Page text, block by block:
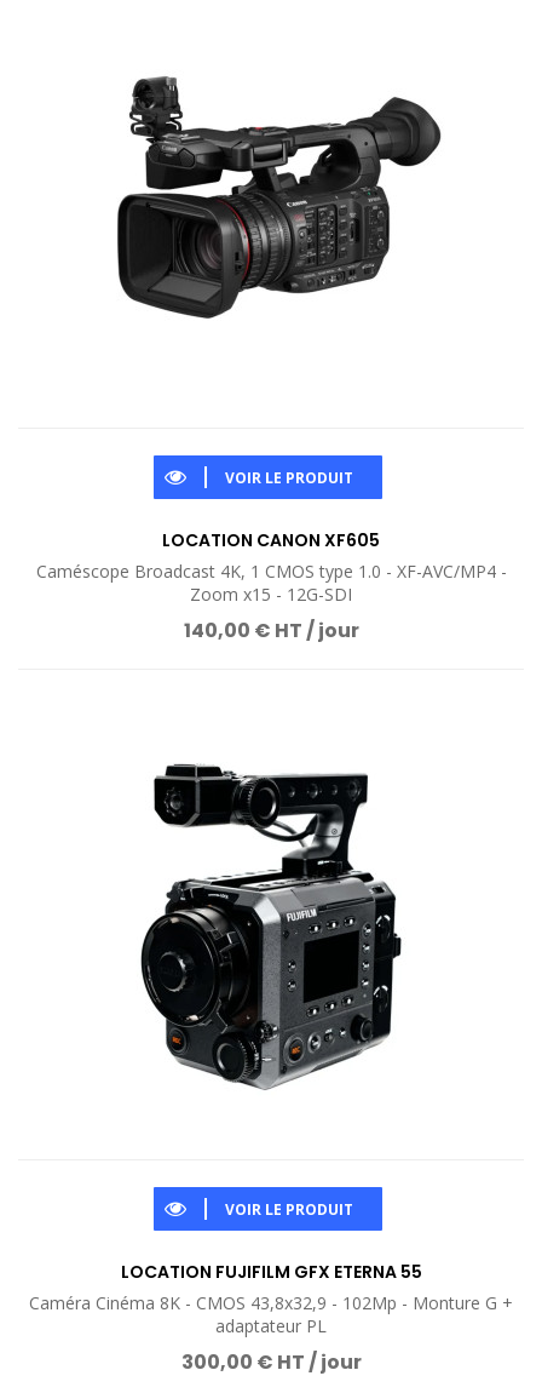
VOIR LE PRODUIT
LOCATION CANON XF605
Caméscope Broadcast 4K, 1 CMOS type 1.0 - XF-AVC/MP4 -
Zoom x15 - 12G-SDI
140,00 € HT / jour
VOIR LE PRODUIT
LOCATION FUJIFILM GFX ETERNA 55
Caméra Cinéma 8K - CMOS 43,8x32,9 - 102Mp - Monture G +
adaptateur PL
300,00 € HT / jour